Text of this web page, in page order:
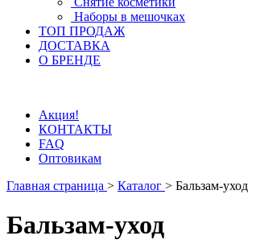
Наборы в мешочках
ТОП ПРОДАЖ
ДОСТАВКА
О БРЕНДЕ
Акция!
КОНТАКТЫ
FAQ
Оптовикам
Главная страница > Каталог > Бальзам-уход
Бальзам-уход